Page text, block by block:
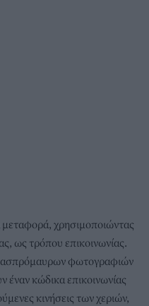
μεταφορά, χρησιμοποιώντας
ως τρόπου επικοινωνίας.
ασπρόμαυρων φωτογραφιών
κώδικα επικοινωνίας
κινήσεις των χεριών,